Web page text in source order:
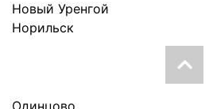
Новый Уренгой
Норильск
Одинцово